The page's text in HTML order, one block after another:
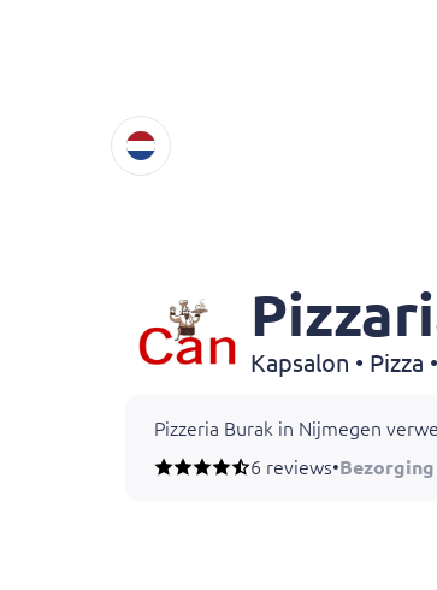
Pizzeria Burak in Nijmegen
6 reviews•